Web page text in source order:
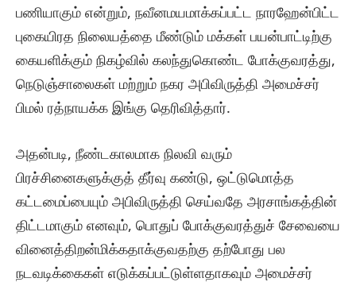
பணியாகும் என்றும், நவீனமயமாக்கப்பட்ட நாரஹேன்பிட்ட
புகையிரத நிலையத்தை மீண்டும் மக்கள் பயன்பாட்டிற்கு
கையளிக்கும் நிகழ்வில் கலந்துகொண்ட போக்குவரத்து,
நெடுஞ்சாலைகள் மற்றும் நகர அபிவிருத்தி அமைச்சர்
பிமல் ரத்நாயக்க இங்கு தெரிவித்தார்.
அதன்படி, நீண்டகாலமாக நிலவி வரும்
பிரச்சினைகளுக்குத் தீர்வு கண்டு, ஒட்டுமொத்த
கட்டமைப்பையும் அபிவிருத்தி செய்வதே அரசாங்கத்தின்
திட்டமாகும் எனவும், பொதுப் போக்குவரத்துச் சேவையை
வினைத்திறன்மிக்கதாக்குவதற்கு தற்போது பல
நடவடிக்கைகள் எடுக்கப்பட்டுள்ளதாகவும் அமைச்சர்